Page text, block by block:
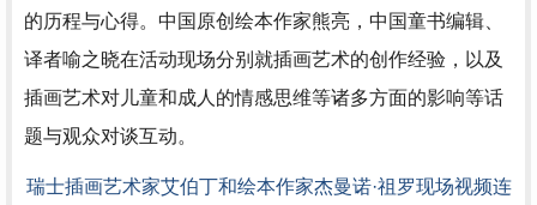
的历程与心得。中国原创绘本作家熊亮，中国童书编辑、
译者喻之晓在活动现场分别就插画艺术的创作经验，以及
插画艺术对儿童和成人的情感思维等诸多方面的影响等话
题与观众对谈互动。
瑞士插画艺术家艾伯丁和绘本作家杰曼诺·祖罗现场视频连